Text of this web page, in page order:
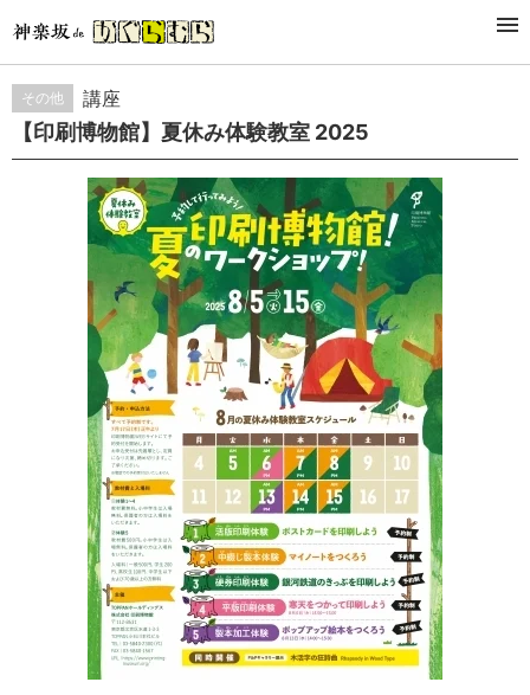
STUDY&LESSON
その他 講座
【印刷博物館】夏休み体験教室 2025